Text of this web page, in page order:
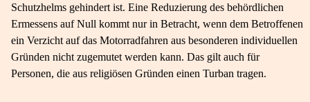
Schutzhelms gehindert ist. Eine Reduzierung des behördlichen
Ermessens auf Null kommt nur in Betracht, wenn dem Betroffenen
ein Verzicht auf das Motorradfahren aus besonderen individuellen
Gründen nicht zugemutet werden kann. Das gilt auch für
Personen, die aus religiösen Gründen einen Turban tragen.